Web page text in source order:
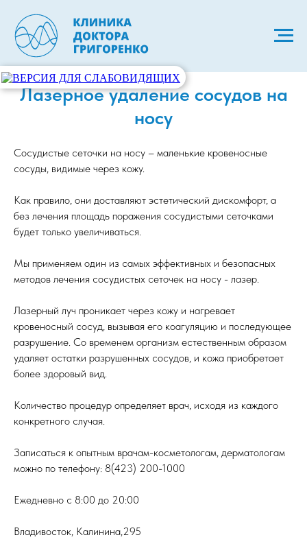
Лазерное удаление сосудов на
носу
Сосудистые сеточки на носу – маленькие кровеносные
сосуды, видимые через кожу.
Как правило, они доставляют эстетический дискомфорт, а
без лечения площадь поражения сосудистыми сеточками
будет только увеличиваться.
Мы применяем один из самых эффективных и безопасных
методов лечения сосудистых сеточек на носу - лазер.
Лазерный луч проникает через кожу и нагревает
кровеносный сосуд, вызывая его коагуляцию и последующее
разрушение. Со временем организм естественным образом
удаляет остатки разрушенных сосудов, и кожа приобретает
более здоровый вид.
Количество процедур определяет врач, исходя из каждого
конкретного случая.
Записаться к опытным врачам-косметологам, дерматологам
можно по телефону: 8(423) 200-1000
Ежедневно с 8:00 до 20:00
Владивосток, Калинина,295